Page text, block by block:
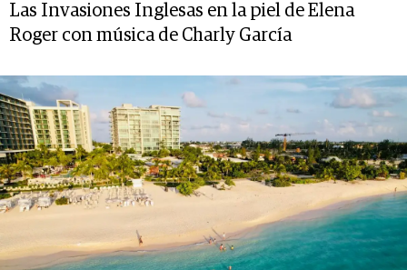
Las Invasiones Inglesas en la piel de Elena
Roger con música de Charly García